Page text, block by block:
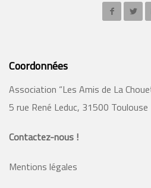
Coordonnées
Association “Les Amis de La
5 rue René Leduc, 31500 Toulouse
Contactez-nous !
Mentions légales